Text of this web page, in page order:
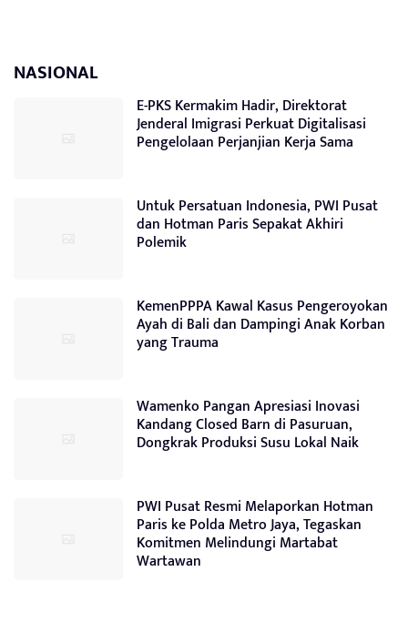
NASIONAL
E-PKS Kermakim Hadir, Direktorat
Jenderal Imigrasi Perkuat Digitalisasi
Pengelolaan Perjanjian Kerja Sama
Untuk Persatuan Indonesia, PWI Pusat
dan Hotman Paris Sepakat Akhiri
Polemik
KemenPPPA Kawal Kasus Pengeroyokan
Ayah di Bali dan Dampingi Anak Korban
yang Trauma
Wamenko Pangan Apresiasi Inovasi
Kandang Closed Barn di Pasuruan,
Dongkrak Produksi Susu Lokal Naik
PWI Pusat Resmi Melaporkan Hotman
Paris ke Polda Metro Jaya, Tegaskan
Komitmen Melindungi Martabat
Wartawan